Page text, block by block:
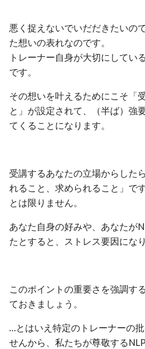
悪く捉えないでいだだきたいの
た想いの表れなのです。
トレーナー自身が大切にしてい
です。
その想いを叶えるためにこそ「
と」が設定されて、（半ば）強
てくることになります。
受講するあなたの立場からした
れること、求められること」で
とは限りません。
あなた自身の好みや、あなたが
たとすると、ストレス要因にな
このポイントの重要さを強調す
ておきましょう。
…とはいえ特定のトレーナーの
せんから、私たちが尊敬する